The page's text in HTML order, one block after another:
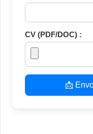
CV (PDF/DOC) :
📩